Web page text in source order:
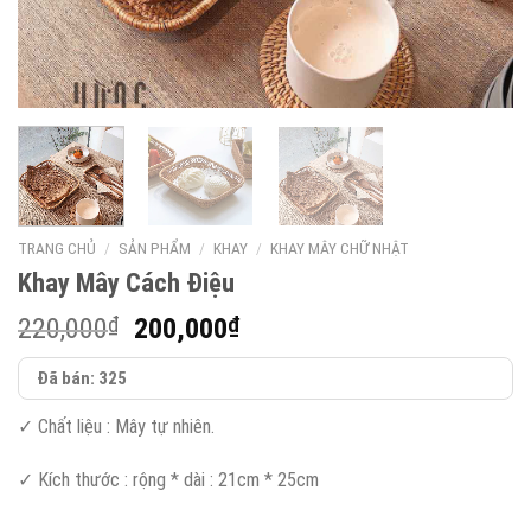
TRANG CHỦ / SẢN PHẨM / KHAY / KHAY MÂY CHỮ NHẬT
Khay Mây Cách Điệu
220,000₫
Giá
gốc
220,000₫.
200,000₫Giá
hiện
Đã bán: 325
✓ Chất liệu : Mây tự nhiên.
✓ Kích thước : rộng * dài : 21cm * 25cm